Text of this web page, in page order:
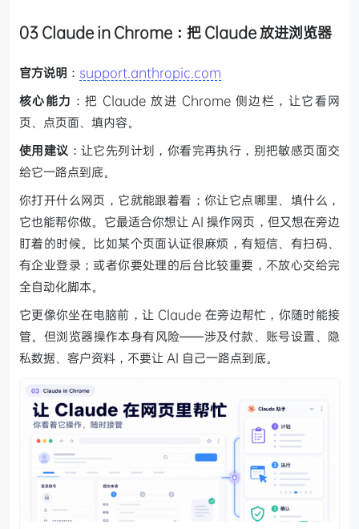
03 Claude in Chrome：把 Claude 放进浏览器
官方说明 ： support.anthropic.com
核心能力 ：把 Claude 放进 Chrome 侧边栏，让它看网
页、点页面、填内容。
使用建议 ：让它先列计划，你看完再执行，别把敏感页面交
给它一路点到底。
你打开什么网页，它就能跟着看；你让它点哪里、填什么，
它也能帮你做。它最适合你想让 AI 操作网页，但又想在旁边
盯着的时候。比如某个页面认证很麻烦，有短信、有扫码、
有企业登录；或者你要处理的后台比较重要，不放心交给完
全自动化脚本。
它更像你坐在电脑前，让 Claude 在旁边帮忙，你随时能接
管。但浏览器操作本身有风险——涉及付款、账号设置、隐
私数据、客户资料，不要让 AI 自己一路点到底。